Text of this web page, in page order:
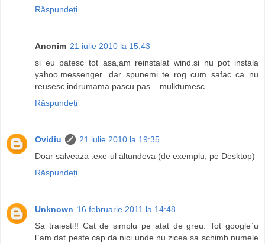
Răspundeți
Anonim 21 iulie 2010 la 15:43
si eu patesc tot asa,am reinstalat wind.si nu pot instala
yahoo.messenger...dar spunemi te rog cum safac ca nu
reusesc,indrumama pascu pas....mulktumesc
Răspundeți
Ovidiu
21 iulie 2010 la 19:35
Doar salveaza .exe-ul altundeva (de exemplu, pe Desktop)
Răspundeți
Unknown 16 februarie 2011 la 14:48
Sa traiesti!! Cat de simplu pe atat de greu. Tot google`u
l`am dat peste cap da nici unde nu zicea sa schimb numele